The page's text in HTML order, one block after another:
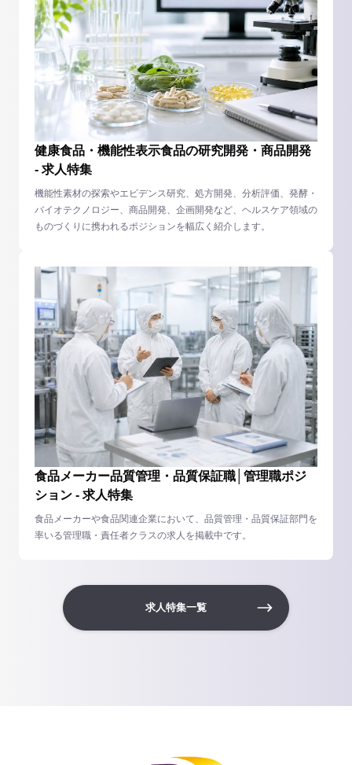
健康食品・機能性表示食品の研究開発・商品開発
- 求人特集
機能性素材の探索やエビデンス研究、処方開発、分析評価、発酵・
バイオテクノロジー、商品開発、企画開発など、ヘルスケア領域の
ものづくりに携われるポジションを幅広く紹介します。
食品メーカー品質管理・品質保証職│管理職ポジ
ション - 求人特集
食品メーカーや食品関連企業において、品質管理・品質保証部門を
率いる管理職・責任者クラスの求人を掲載中です。
求人特集一覧